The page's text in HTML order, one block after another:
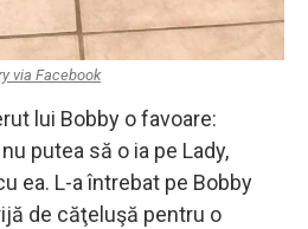
via Facebook
lui Bobby o favoare:
putea să o ia pe Lady,
ea. L-a întrebat pe Bobby
de căţeluşă pentru o